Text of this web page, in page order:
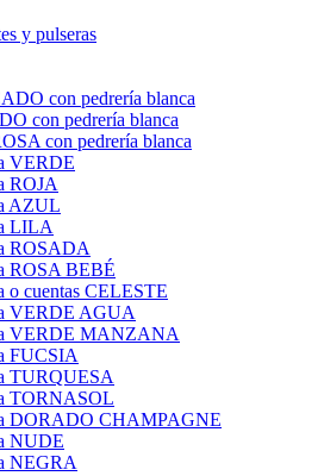
y pulseras
con pedrería blanca
con pedrería blanca
con pedrería blanca
VERDE
ROJA
AZUL
LILA
ROSADA
ROSA BEBÉ
o cuentas CELESTE
VERDE AGUA
VERDE MANZANA
FUCSIA
TURQUESA
TORNASOL
DORADO CHAMPAGNE
NUDE
NEGRA